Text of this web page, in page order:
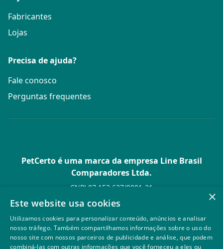
Fabricantes
Lojas
Precisa de ajuda?
Fale conosco
Perguntas frequentes
PetCerto é uma marca da empresa Line Brasil
Comparadores Ltda.
CNPJ 07.153.627/0001-21
Av. Paulista, 1.636 Conj. 4 Pavilhão 15 - Bela Vista - São Paulo -
SP
© PetCerto - Todos os direitos reservados
×
Este website usa cookies
Utilizamos cookies para personalizar conteúdo, anúncios e analisar
nosso tráfego. Também compartilhamos informações sobre o uso do
nosso site com nossos parceiros de publicidade e análise, que podem
combiná-las com outras informações que você forneceu a eles ou